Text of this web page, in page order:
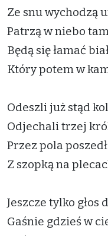
Ze snu wychodzą
Patrzą w niebo
Będą się łamać
Który potem w
Odeszli już stąd
Odjechali trzej
Przez pola
Z szopką na
Jeszcze tylko głos
Gaśnie gdzieś w